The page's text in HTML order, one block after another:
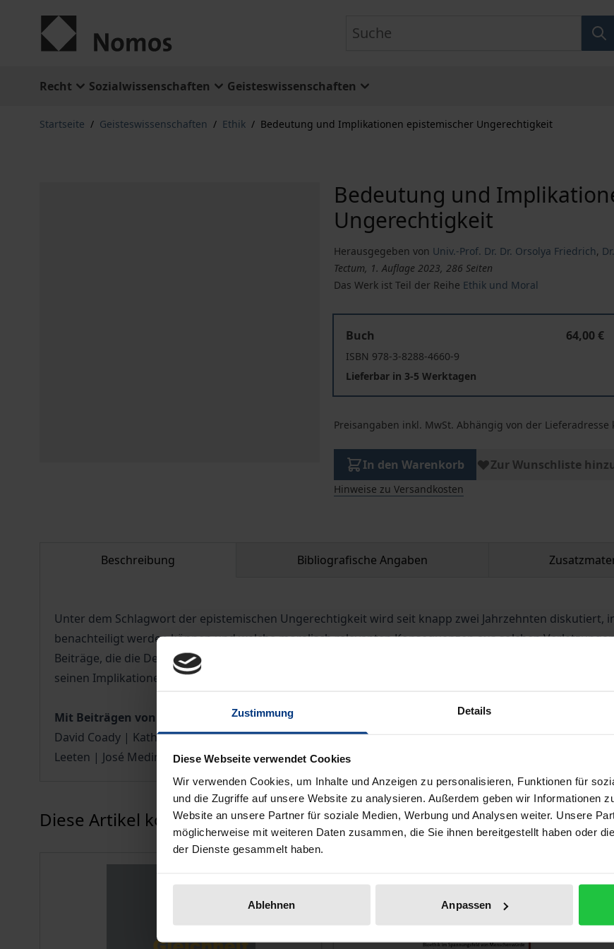
Zustimmung Details
Diese Webseite verwendet Cookies
Wir verwenden Cookies, um Inhalte und Anzeigen zu personalisieren, Funktionen für
und die Zugriffe auf unsere Website zu analysieren. Außerdem geben wir Informationen
Website an unsere Partner für soziale Medien, Werbung und Analysen weiter. Unsere
möglicherweise mit weiteren Daten zusammen, die Sie ihnen bereitgestellt haben oder
der Dienste gesammelt haben.
Ablehnen Anpassen
Recht Sozialwissenschaften Geisteswissenschaften
Startseite / Geisteswissenschaften / Ethik / Bedeutung und Implikationen epistemischer Ungerechtigkeit
Bedeutung und
Ungerechtigkeit
Herausgegeben von Univ.-Prof. Dr. Dr. Orsolya Friedrich,
Tectum, 1. Auflage 2023, 286 Seiten
Das Werk ist Teil der Reihe Ethik und Moral
Buch
64,00 €
ISBN 978-3-8288-4660-9
Lieferbar in 3-5 Werktagen
Preisangaben inkl. MwSt. Abhängig von der
In den Warenkorb Zur Wunschliste
Hinweise zu Versandkosten
Beschreibung Bibliografische Angaben
Unter dem Schlagwort der epistemischen Ungerechtigkeit wird seit knapp zwei Jahrzehnten diskutiert,
benachteiligt werden können und welche moralisch relevanten Konsequenzen aus solchen
Beiträge, die die Debatten um das Konzept epistemischer Ungerechtigkeit und seine Bedeutung
seinen Implikationen und möglichen Konsequenzen von Situationen epistemischer Ungerechtigkeit.
Mit Beiträgen von
David Coady | Katharina Eisenhut | Miranda Fricker | Orsolya Friedrich | Agomoni Ganguli-Mitra | Axel
Leeten | José Medina | Ruben Sakowsky | Ela Sauerborn | Sebastian Schleidgen | Katharina
Karussell überspringen
Diese Artikel könnten Ihnen eventuell auch gefallen!